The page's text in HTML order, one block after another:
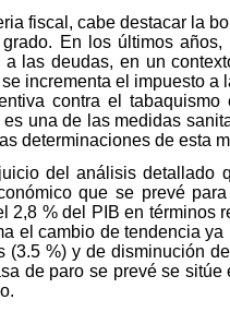
fiscal, cabe destacar la
En los últimos
a las deudas, en un
incrementa el impuesto a
contra el
es una de las medidas
determinaciones de esta
del análisis detallado
que se prevé
2,8 % del PIB en términos
el cambio de tendencia
(3.5 %) y de disminución
de paro se prevé se